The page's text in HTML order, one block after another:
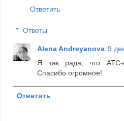
Ответить
Ответы
Alena Andreyanova 9
Я так рада, что АТС-
Спасибо огромное!
Ответить